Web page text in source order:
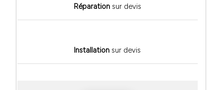
Réparationsur devis
Installation sur devis